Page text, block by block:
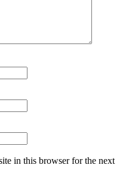
in this browser for the next